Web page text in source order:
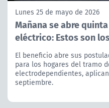
Lunes 25 de mayo de 2026
Mañana se abre
eléctrico: Estos son
El beneficio abre sus
para los hogares del tramo
electrodependientes,
septiembre.